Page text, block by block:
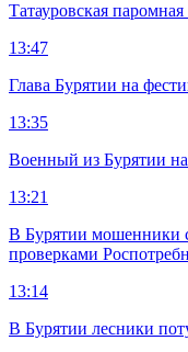
Татауровская
13:47
Глава Бурятии на
13:35
Военный из Бурятии
13:21
В Бурятии мошенники
проверками
13:14
В Бурятии лесники